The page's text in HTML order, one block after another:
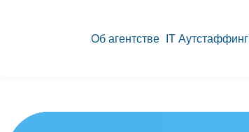
Об агентстве IT Аутстаффинг